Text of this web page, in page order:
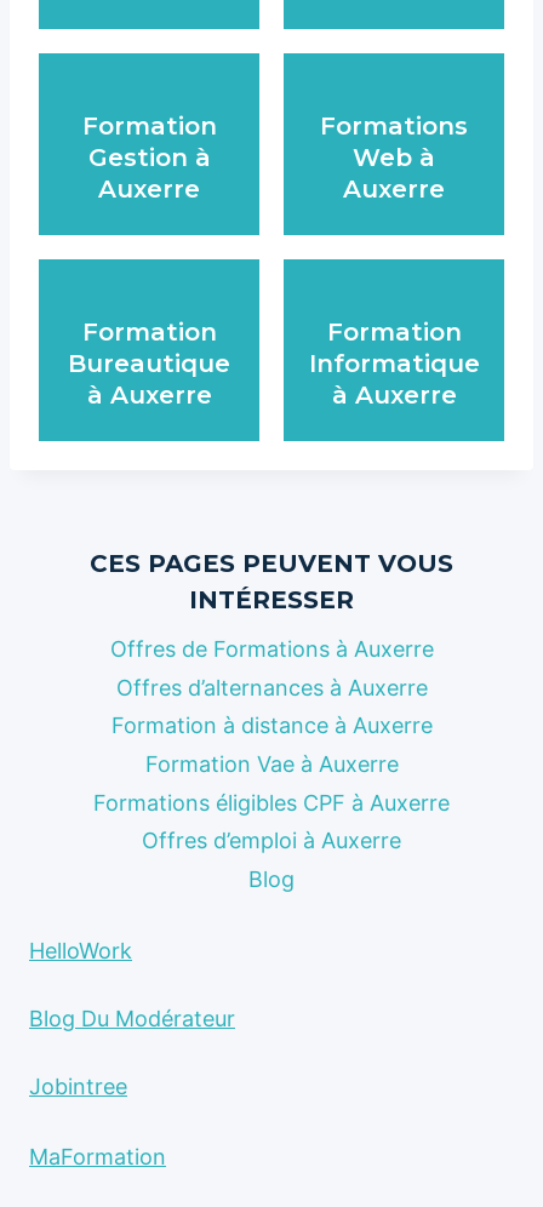
Formation
Gestion à
Auxerre
Formations
Web à
Auxerre
Formation
Bureautique
à Auxerre
Formation
Informatique
à Auxerre
CES PAGES PEUVENT VOUS
INTÉRESSER
Offres de Formations à Auxerre
Offres d’alternances à Auxerre
Formation à distance à Auxerre
Formation Vae à Auxerre
Formations éligibles CPF à Auxerre
Offres d’emploi à Auxerre
Blog
HelloWork
Blog Du Modérateur
Jobintree
MaFormation